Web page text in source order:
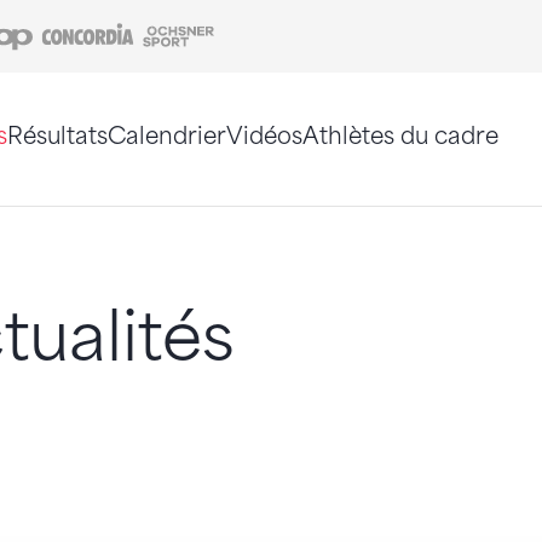
Coop Concordia
RésultatsCalendrierVidéosAthlètes du cadre